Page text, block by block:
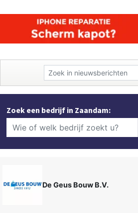
Zoek een bedrijf in Zaandam:
De Geus Bouw B.V.